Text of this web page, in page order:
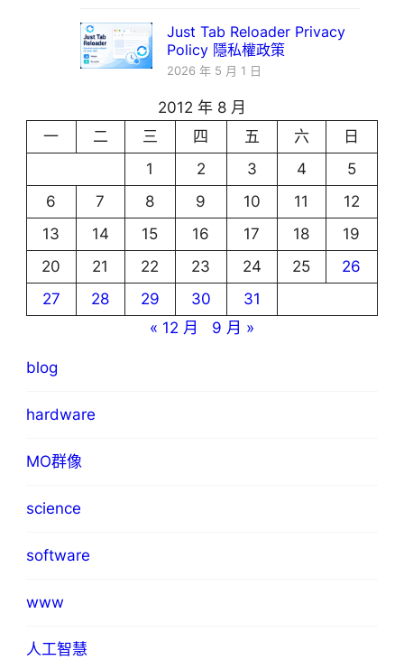
Just Tab Reloader Privacy
Policy 隱私權政策
2026 年 5 月 1 日
2012 年 8 月
一
二 三 四 五 六
日
1
2 3 4
5
6
7 8 9 10 11
12
13
14 15 16 17 18
19
20
21 22 23 24 25
26
27
28 29 30
31
« 12 月
9 月 »
blog
hardware
MO群像
science
software
www
人工智慧